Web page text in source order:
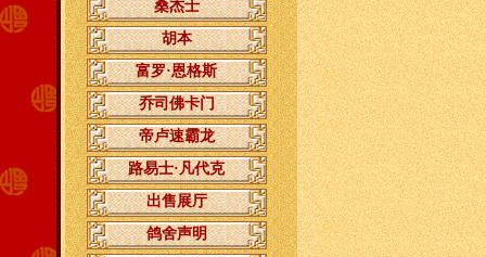
桑杰士
胡本
富罗·恩格斯
乔司佛卡门
帝卢速霸龙
路易士·凡代克
出售展厅
鸽舍声明